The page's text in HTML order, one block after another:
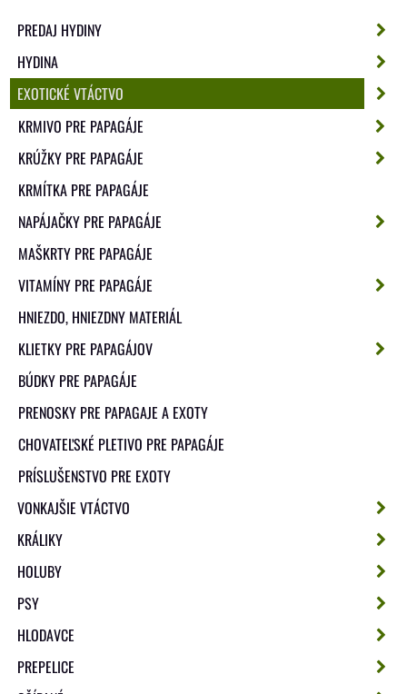
PREDAJ HYDINY
HYDINA
EXOTICKÉ VTÁCTVO
KRMIVO PRE PAPAGÁJE
KRÚŽKY PRE PAPAGÁJE
KRMÍTKA PRE PAPAGÁJE
NAPÁJAČKY PRE PAPAGÁJE
MAŠKRTY PRE PAPAGÁJE
VITAMÍNY PRE PAPAGÁJE
HNIEZDO, HNIEZDNY MATERIÁL
KLIETKY PRE PAPAGÁJOV
BÚDKY PRE PAPAGÁJE
PRENOSKY PRE PAPAGAJE A EXOTY
CHOVATEĽSKÉ PLETIVO PRE PAPAGÁJE
PRÍSLUŠENSTVO PRE EXOTY
VONKAJŠIE VTÁCTVO
KRÁLIKY
HOLUBY
PSY
HLODAVCE
PREPELICE